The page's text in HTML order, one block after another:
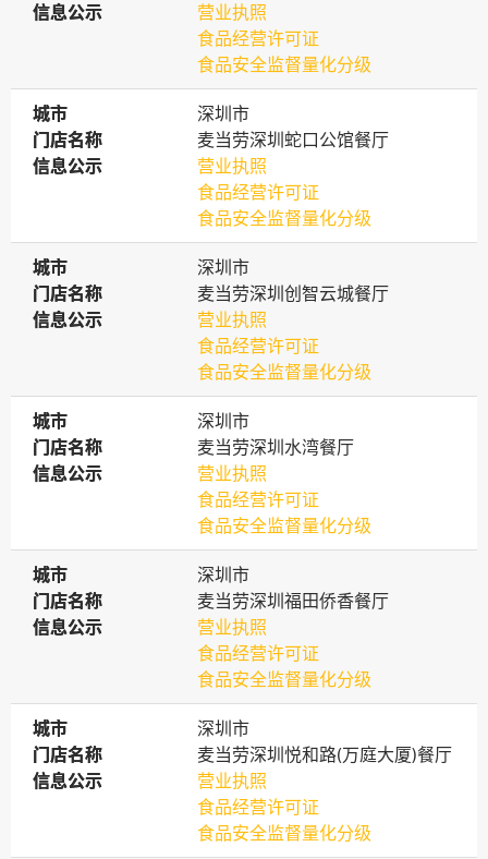
信息公示
信息公示
营业执照
食品经营许可证
食品安全监督量化分级
城市
城市
深圳市
门店名称
门店名称
麦当劳深圳蛇口公馆餐厅
信息公示
信息公示
营业执照
食品经营许可证
食品安全监督量化分级
城市
城市
深圳市
门店名称
门店名称
麦当劳深圳创智云城餐厅
信息公示
信息公示
营业执照
食品经营许可证
食品安全监督量化分级
城市
城市
深圳市
门店名称
门店名称
麦当劳深圳水湾餐厅
信息公示
信息公示
营业执照
食品经营许可证
食品安全监督量化分级
城市
城市
深圳市
门店名称
门店名称
麦当劳深圳福田侨香餐厅
信息公示
信息公示
营业执照
食品经营许可证
食品安全监督量化分级
城市
城市
深圳市
门店名称
门店名称
麦当劳深圳悦和路(万庭大厦)餐厅
信息公示
信息公示
营业执照
食品经营许可证
食品安全监督量化分级